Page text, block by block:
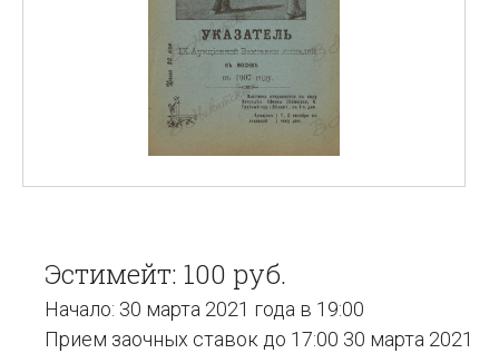
Эстимейт: 100 руб.
Начало: 30 марта 2021 года в 19:00
Прием заочных ставок до 17:00 30 марта 2021